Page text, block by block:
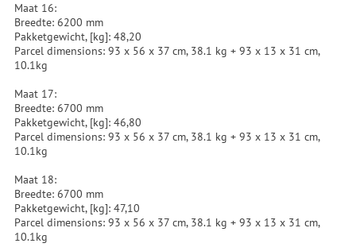
Maat 16:
Breedte: 6200 mm
Pakketgewicht, [kg]: 48,20
Parcel dimensions: 93 x 56 x 37 cm, 38.1 kg + 93 x 13 x 31 cm,
10.1kg
Maat 17:
Breedte: 6700 mm
Pakketgewicht, [kg]: 46,80
Parcel dimensions: 93 x 56 x 37 cm, 38.1 kg + 93 x 13 x 31 cm,
10.1kg
Maat 18:
Breedte: 6700 mm
Pakketgewicht, [kg]: 47,10
Parcel dimensions: 93 x 56 x 37 cm, 38.1 kg + 93 x 13 x 31 cm,
10.1kg